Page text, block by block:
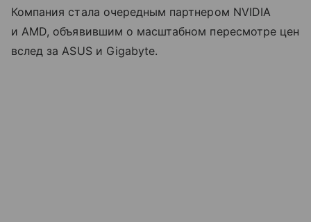
Компания стала очередным партнером NVIDIA
и AMD, объявившим о масштабном пересмотре цен
вслед за ASUS и Gigabyte.